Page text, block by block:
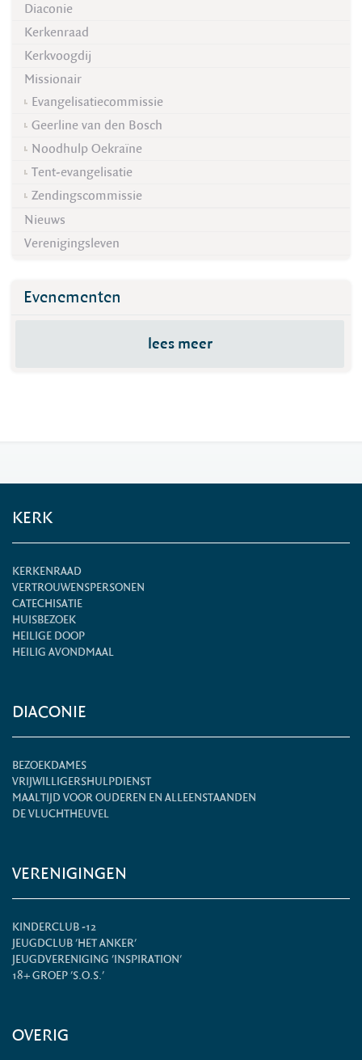
Diaconie
Kerkenraad
Kerkvoogdij
Missionair
Evangelisatiecommissie
Geerline van den Bosch
Noodhulp Oekraïne
Tent-evangelisatie
Zendingscommissie
Nieuws
Verenigingsleven
Evenementen
lees meer
KERK
KERKENRAAD
VERTROUWENSPERSONEN
CATECHISATIE
HUISBEZOEK
HEILIGE DOOP
HEILIG AVONDMAAL
DIACONIE
BEZOEKDAMES
VRIJWILLIGERSHULPDIENST
MAALTIJD VOOR OUDEREN EN ALLEENSTAANDEN
DE VLUCHTHEUVEL
VERENIGINGEN
KINDERCLUB -12
JEUGDCLUB 'HET ANKER'
JEUGDVERENIGING 'INSPIRATION'
18+ GROEP 'S.O.S.'
OVERIG